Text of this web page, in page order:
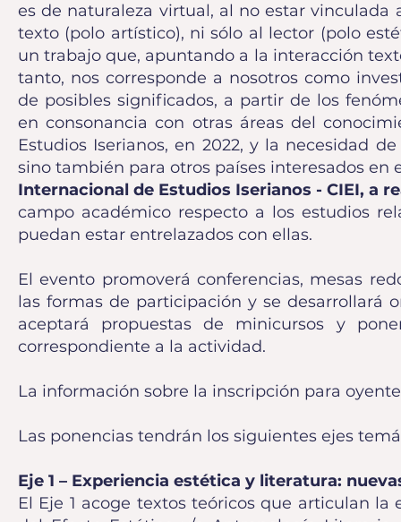
es de naturaleza virtual, al no estar
texto (polo artístico), ni sólo al lector (polo
un trabajo que, apuntando a la interacción
tanto, nos corresponde a nosotros como
de posibles significados, a partir de los
en consonancia con otras áreas del
Estudios Iserianos, en 2022, y la necesidad
sino también para otros países interesados
Internacional de Estudios Iserianos - CIEI, a
campo académico respecto a los estudios
puedan estar entrelazados con ellas.
El evento promoverá conferencias, mesas
las formas de participación y se desarrollará
aceptará propuestas de minicursos y
correspondiente a la actividad.
La información sobre la inscripción para
Las ponencias tendrán los siguientes ejes
Eje 1 – Experiencia estética y literatura:
El Eje 1 acoge textos teóricos que articulan